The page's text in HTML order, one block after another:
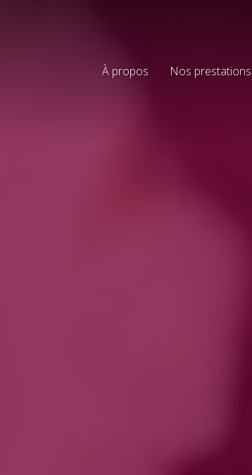
À propos Nos prestations